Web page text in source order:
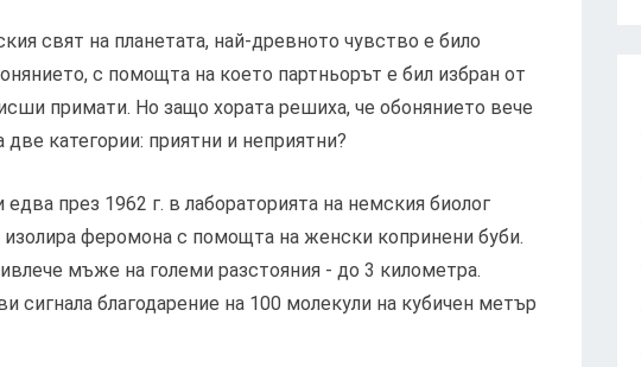
свят на планетата, най-древното чувство е било
с помощта на което партньорът е бил избран от
примати. Но защо хората решиха, че обонянието вече
категории: приятни и неприятни?
през 1962 г. в лабораторията на немския биолог
феромона с помощта на женски копринени буби.
мъже на големи разстояния - до 3 километра.
сигнала благодарение на 100 молекули на кубичен метър